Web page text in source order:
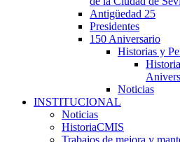
Antigüedad 25
Presidentes
150 Aniversario
Historias y
Noticias
INSTITUCIONAL
Noticias
HistoriaCMIS
Trabajos de mejora y